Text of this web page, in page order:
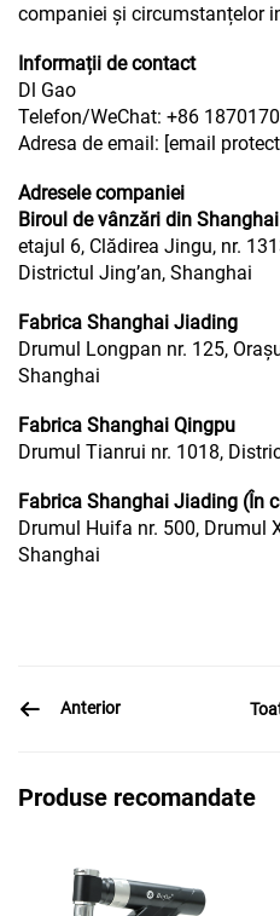
companiei și circumstanțelor
Informații de contact
Dl Gao
Telefon/WeChat: +86
Adresa de email: [email
Adresele companiei
Biroul de vânzări din Shanghai
etajul 6, Clădirea Jingu, nr.
Districtul Jing’an, Shanghai
Fabrica Shanghai Jiading
Drumul Longpan nr. 125,
Shanghai
Fabrica Shanghai Qingpu
Drumul Tianrui nr. 1018,
Fabrica Shanghai Jiading (În
Drumul Huifa nr. 500, Drumul
Shanghai
Anterior
Produse recomandate